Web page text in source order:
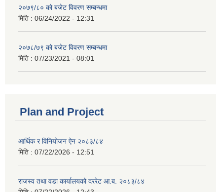
२०७९/८० को बजेट विवरण सम्बन्धमा
मिति : 06/24/2022 - 12:31
२०७८/७९ को बजेट विवरण सम्बन्धमा
मिति : 07/23/2021 - 08:01
Plan and Project
आर्थिक र विनियोजन ऐन २०८३/८४
मिति : 07/22/2026 - 12:51
राजस्व तथा वडा कार्यालयको दररेट आ.ब. २०८३/८४